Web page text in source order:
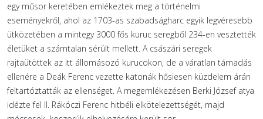
egy műsor keretében emlékeztek meg a történelmi
eseményekről, ahol az 1703-as szabadságharc egyik legvéresebb
ütközetében a mintegy 3000 fős kuruc seregből 234-en vesztették
életüket a számtalan sérült mellett. A császári seregek
rajtaütöttek az itt állomásozó kurucokon, de a váratlan támadás
ellenére a Deák Ferenc vezette katonák hősiesen küzdelem árán
feltartóztatták az ellenséget. A megemlékezésen Berki József atya
idézte fel II. Rákóczi Ferenc hitbéli elkötelezettségét, majd